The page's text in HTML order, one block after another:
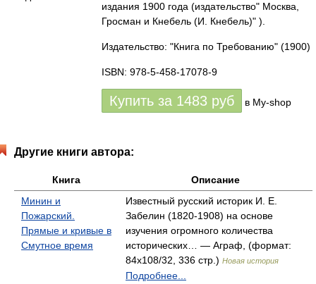
издания 1900 года (издательство" Москва,
Гросман и Кнебель (И. Кнебель)" ).
Издательство: "Книга по Требованию" (1900)
ISBN: 978-5-458-17078-9
Купить за 1483 руб в My-shop
Другие книги автора:
Книга
Описание
Минин и
Пожарский.
Прямые и кривые в
Смутное время
Известный русский историк И. Е.
Забелин (1820-1908) на основе
изучения огромного количества
исторических… — Аграф, (формат:
84x108/32, 336 стр.) Новая история
Подробнее...